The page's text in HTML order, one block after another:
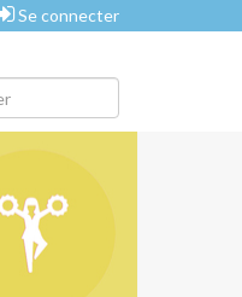
Se connecter